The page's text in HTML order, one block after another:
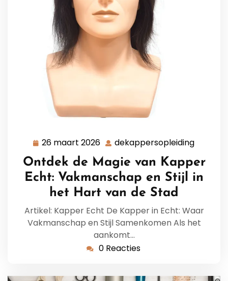
26 maart 2026 26
maart
2026
dekappersopleiding
Ontdek de Magie van Kapper
Echt: Vakmanschap en Stijl in
het Hart van de Stad
Artikel: Kapper Echt De Kapper in Echt: Waar
Vakmanschap en Stijl Samenkomen Als het
aankomt…
0 Reacties